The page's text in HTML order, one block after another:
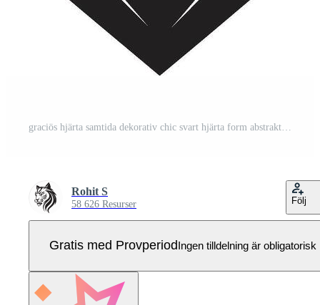
Rohit S
58 626 Resurser Följ
Gratis med ProvperiodIngen tilldelning är obligatorisk